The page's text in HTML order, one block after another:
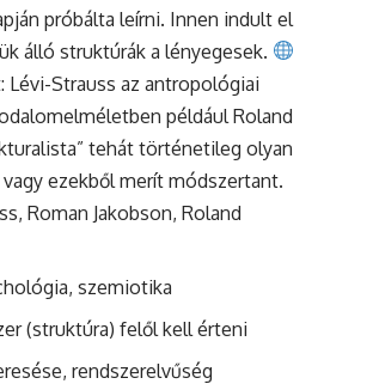
próbálta leírni. Innen indult el
álló struktúrák a lényegesek.
Strauss az antropológiai
például Roland
tehát történetileg olyan
ezekből merít módszertant.
Roman Jakobson, Roland
szemiotika
(struktúra) felől kell érteni
rendszerelvűség